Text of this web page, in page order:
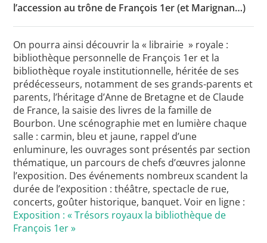
Concours scolaires
Critique d’ouvrages publiés
Culture
l’accession au trône de François 1er (et Marignan…)
On pourra ainsi découvrir la « librairie » royale :
bibliothèque personnelle de François 1er et la
bibliothèque royale institutionnelle, héritée de ses
prédécesseurs, notamment de ses grands-parents et
parents, l’héritage d’Anne de Bretagne et de Claude
de France, la saisie des livres de la famille de
Bourbon. Une scénographie met en lumière chaque
salle : carmin, bleu et jaune, rappel d’une
enluminure, les ouvrages sont présentés par section
thématique, un parcours de chefs d’œuvres jalonne
l’exposition. Des événements nombreux scandent la
durée de l’exposition : théâtre, spectacle de rue,
concerts, goûter historique, banquet. Voir en ligne :
Exposition : « Trésors royaux la bibliothèque de
François 1er »